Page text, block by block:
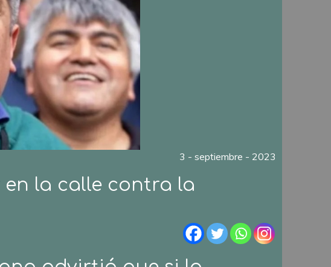
3 - septiembre - 2023
en la calle contra la